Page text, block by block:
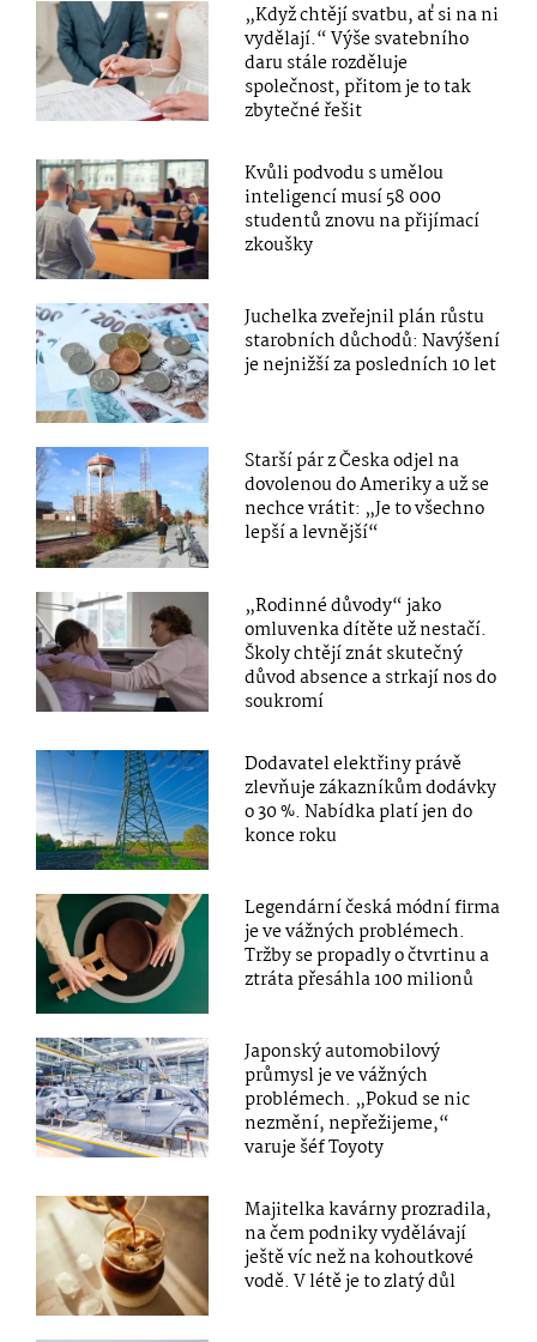
„Když chtějí svatbu, ať si na ni
vydělají.“ Výše svatebního
daru stále rozděluje
společnost, přitom je to tak
zbytečné řešit
Kvůli podvodu s umělou
inteligencí musí 58 000
studentů znovu na přijímací
zkoušky
Juchelka zveřejnil plán růstu
starobních důchodů: Navýšení
je nejnižší za posledních 10 let
Starší pár z Česka odjel na
dovolenou do Ameriky a už se
nechce vrátit: „Je to všechno
lepší a levnější“
„Rodinné důvody“ jako
omluvenka dítěte už nestačí.
Školy chtějí znát skutečný
důvod absence a strkají nos do
soukromí
Dodavatel elektřiny právě
zlevňuje zákazníkům dodávky
o 30 %. Nabídka platí jen do
konce roku
Legendární česká módní firma
je ve vážných problémech.
Tržby se propadly o čtvrtinu a
ztráta přesáhla 100 milionů
Japonský automobilový
průmysl je ve vážných
problémech. „Pokud se nic
nezmění, nepřežijeme,“
varuje šéf Toyoty
Majitelka kavárny prozradila,
na čem podniky vydělávají
ještě víc než na kohoutkové
vodě. V létě je to zlatý důl